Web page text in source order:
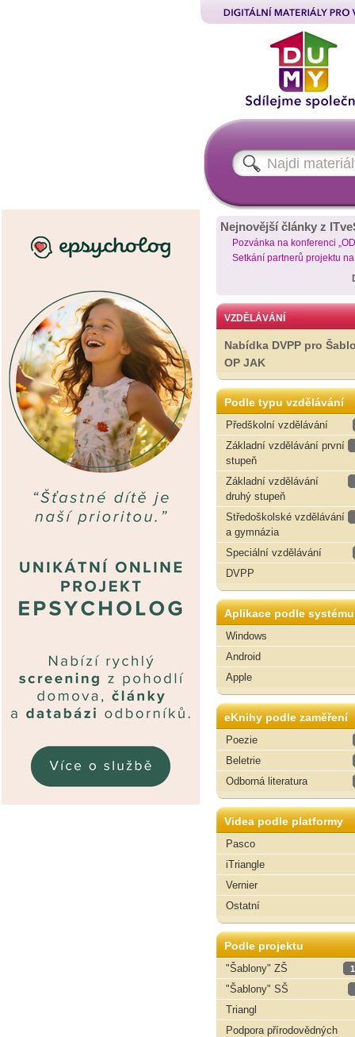
Nejnovější články z
Pozvánka na konferenci
Setkání partnerů projektu
VZDĚLÁVÁNÍ
Nabídka DVPP pro
OP JAK
Podle typu vzdělávání
Předškolní vzdělávání
Základní vzdělávání první
stupeň
Základní vzdělávání
druhý stupeň
Středoškolské vzdělávání
a gymnázia
Speciální vzdělávání
DVPP
Aplikace podle systému
Windows
Android
Apple
eKnihy podle zaměření
Poezie
Beletrie
Odborná literatura
Videa podle platformy
Pasco
iTriangle
Vernier
Ostatní
Podle projektu
"Šablony" ZŠ
"Šablony" SŠ
Triangl
Podpora přírodovědných